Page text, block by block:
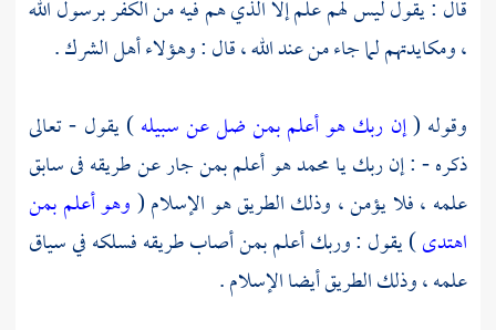
قال : يقول ليس لهم علم إلا الذي هم فيه من الكفر برسول الله
، ومكايدتهم لما جاء من عند الله ، قال : وهؤلاء أهل الشرك .
وقوله (إن ربك هو أعلم بمن ضل عن سبيله) يقول - تعالى
ذكره - : إن ربك يامحمدهو أعلم بمن جار عن طريقه فى سابق
علمه ، فلا يؤمن ، وذلك الطريق هو الإسلام (وهو أعلم بمن
اهتدى) يقول : وربك أعلم بمن أصاب طريقه فسلكه في سياق
علمه ، وذلك الطريق أيضا الإسلام .